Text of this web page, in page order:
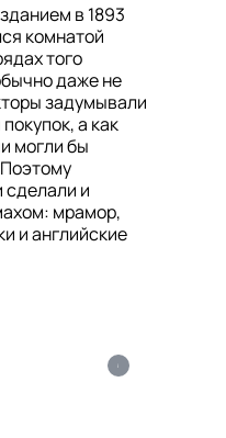
в 1893
комнатой
того
даже не
задумывали
а как
могли бы
сделали и
мрамор,
и английские
i